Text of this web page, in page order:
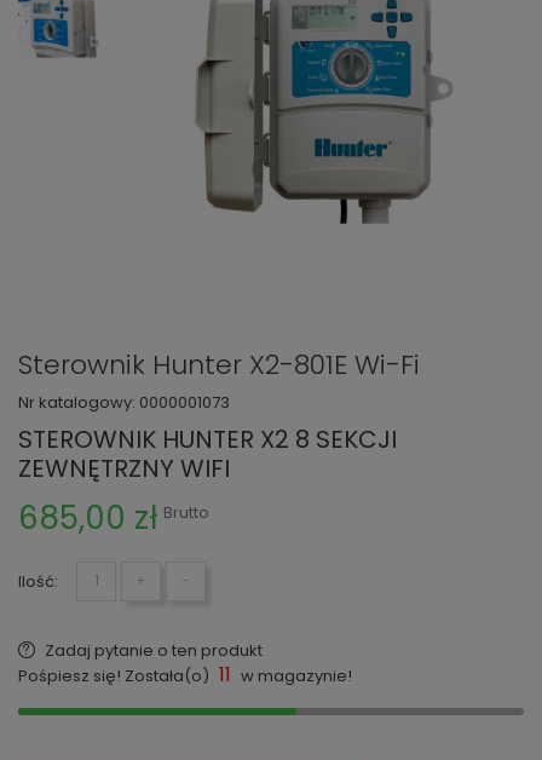
Sterownik Hunter X2-801E Wi-Fi
Nr katalogowy: 0000001073
STEROWNIK HUNTER X2 8 SEKCJI
ZEWNĘTRZNY WIFI
685,00 zł Brutto
Ilość: + −
Zadaj pytanie o ten produkt
Pośpiesz się! Została(o) 11 w magazynie!